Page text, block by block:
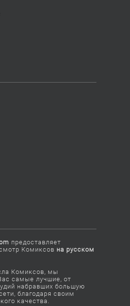
предоставляет
Комиксов на русском
Комиксов, мы
самые лучшие, от
набравших большую
благодаря своим
качества.